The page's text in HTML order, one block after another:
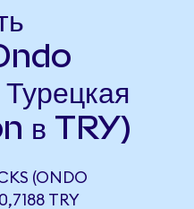
в TRY)
(ONDO
TRY